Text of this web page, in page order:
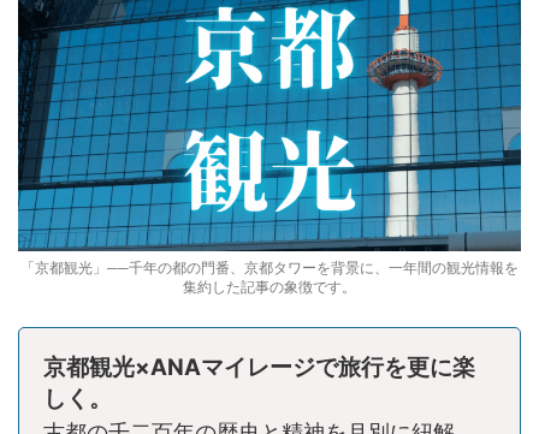
「京都観光」──千年の都の門番、京都タワーを背景に、一年間の観光情報を
集約した記事の象徴です。
京都観光×ANAマイレージで旅行を更に楽
しく。